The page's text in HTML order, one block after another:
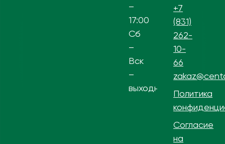
–
17:00
Сб
–
Вск
–
выходной
+7
(831)
262-
10-
66
Политика
Согласие
на